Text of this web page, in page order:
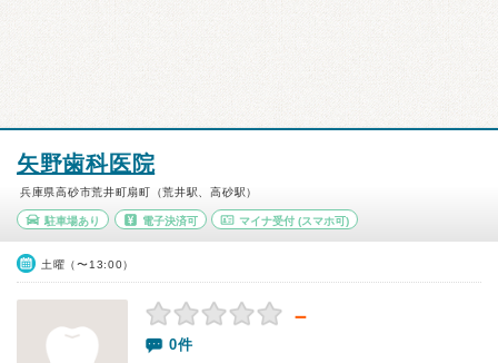
矢野歯科医院
兵庫県高砂市荒井町扇町（荒井駅、高砂駅）
駐車場あり 電子決済可 マイナ受付 (スマホ可)
土曜（〜13:00）
－
0件